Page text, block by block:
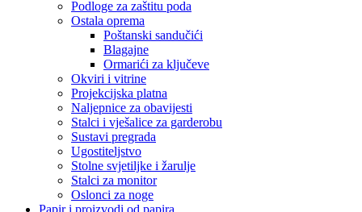
Podloge za zaštitu poda
Ostala oprema
Poštanski sandučići
Blagajne
Ormarići za ključeve
Okviri i vitrine
Projekcijska platna
Naljepnice za obavijesti
Stalci i vješalice za garderobu
Sustavi pregrada
Ugostiteljstvo
Stolne svjetiljke i žarulje
Stalci za monitor
Oslonci za noge
Papir i proizvodi od papira